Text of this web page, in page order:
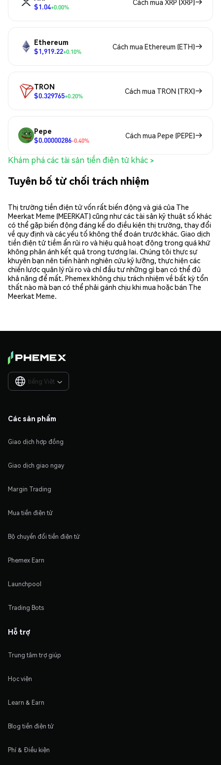
$1.04+0.00%
Cách mua XRP (XRP)
Ethereum
$1,919.22+0.10%
Cách mua Ethereum (ETH)
TRON
$0.329765+0.20%
Cách mua TRON (TRX)
Pepe
$0.00000286-0.40%
Cách mua Pepe (PEPE)
Khám phá các tài sản tiền điện tử khác >
Tuyên bố từ chối trách nhiệm
Thị trường tiền điện tử vốn rất biến động và giá của The
Meerkat Meme (MEERKAT) cũng như các tài sản kỹ thuật số khác
có thể gặp biến động đáng kể do điều kiện thị trường, thay đổi
về quy định và các yếu tố không thể đoán trước khác. Giao dịch
tiền điện tử tiềm ẩn rủi ro và hiệu quả hoạt động trong quá khứ
không phản ánh kết quả trong tương lai. Chúng tôi thực sự
khuyên bạn nên tiến hành nghiên cứu kỹ lưỡng, thực hiện các
chiến lược quản lý rủi ro và chỉ đầu tư những gì bạn có thể đủ
khả năng để mất. Phemex không chịu trách nhiệm về bất kỳ tổn
thất nào mà bạn có thể phải gánh chịu khi mua hoặc bán The
Meerkat Meme.
tiếng Việt 
Các sản phẩm
Giao dịch hợp đồng
Giao dịch giao ngay
Margin Trading
Mua tiền điện tử
Bộ chuyển đổi tiền điện tử
Phemex Earn
Launchpool
Trading Bots
Hỗ trợ
Trung tâm trợ giúp
Học viện
Learn & Earn
Blog tiền điện tử
Phí & Điều kiện